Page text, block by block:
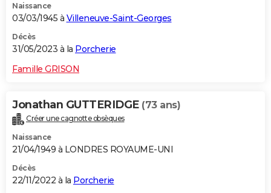
Naissance
03/03/1945 à Villeneuve-Saint-Georges
Décès
31/05/2023 à la Porcherie
Famille GRISON
Jonathan GUTTERIDGE (73 ans)
Créer une cagnotte obsèques
Naissance
21/04/1949 à LONDRES ROYAUME-UNI
Décès
22/11/2022 à la Porcherie